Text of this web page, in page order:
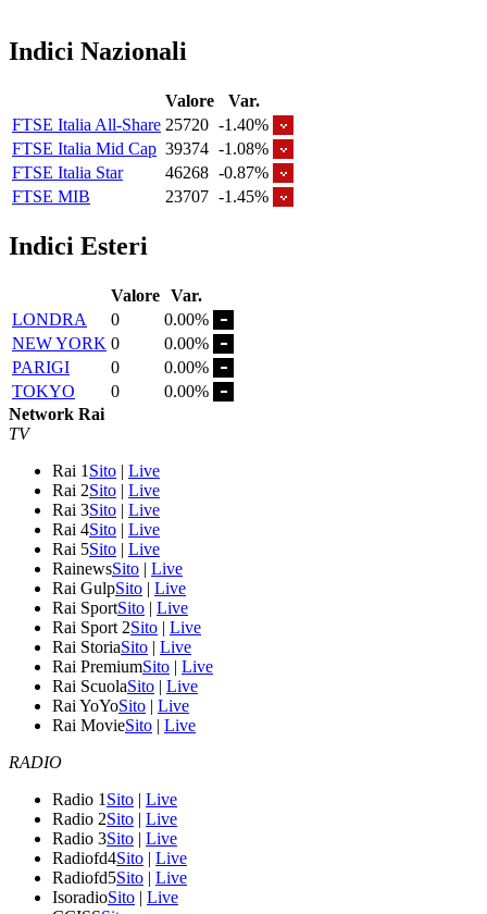
Indici Nazionali
Valore
Var.
FTSE Italia All-Share 25720 -1.40%
FTSE Italia Mid Cap 39374 -1.08%
FTSE Italia Star
46268 -0.87%
FTSE MIB
23707 -1.45%
Indici Esteri
Valore Var.
LONDRA
0
0.00%
NEW YORK 0
0.00%
PARIGI
0
0.00%
TOKYO
0
0.00%
Network Rai
TV
Rai 1 Sito | Live
Rai 2Sito | Live
Rai 3Sito | Live
Rai 4Sito | Live
Rai 5Sito | Live
RainewsSito | Live
Rai GulpSito | Live
Rai SportSito | Live
Rai Sport 2Sito | Live
Rai StoriaSito | Live
Rai PremiumSito | Live
Rai ScuolaSito | Live
Rai YoYoSito | Live
Rai MovieSito | Live
RADIO
Radio 1 Sito | Live
Radio 2Sito | Live
Radio 3Sito | Live
Radiofd4Sito | Live
Radiofd5Sito | Live
IsoradioSito | Live